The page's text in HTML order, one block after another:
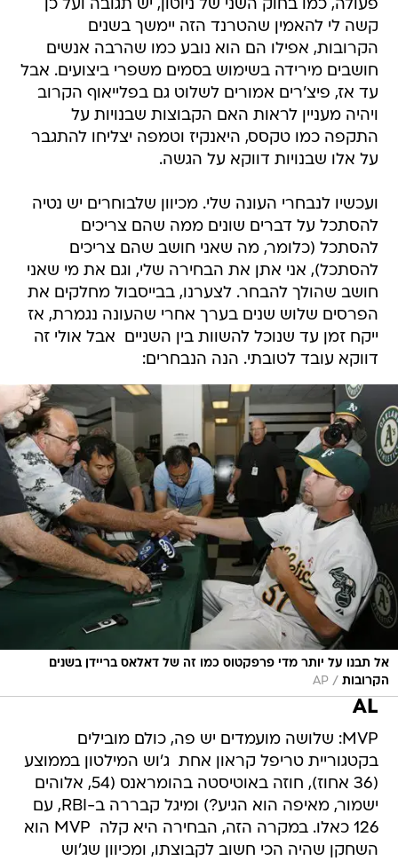
פעולה, כמו בחוק השני של ניוטון, יש תגובה ועל כן
קשה לי להאמין שהטרנד הזה יימשך בשנים
הקרובות, אפילו הם הוא נובע כמו שהרבה אנשים
חושבים מירידה בשימוש בסמים משפרי ביצועים. אבל
עד אז, פיצ'רים אמורים לשלוט גם בפלייאוף הקרוב
ויהיה מעניין לראות האם הקבוצות שבנויות על
התקפה כמו טקסס, היאנקיז וטמפה יצליחו להתגבר
על אלו שבנויות דווקא על הגשה.
ועכשיו לנבחרי העונה שלי. מכיוון שלבוחרים יש נטיה
להסתכל על דברים שונים ממה שהם צריכים
להסתכל (כלומר, מה שאני חושב שהם צריכים
להסתכל), אני אתן את הבחירה שלי, וגם את מי שאני
חושב שהולך להבחר. לצערנו, בבייסבול מחלקים את
הפרסים שלוש שנים בערך אחרי שהעונה נגמרת, אז
ייקח זמן עד שנוכל להשוות בין השניים  אבל אולי זה
דווקא עובד לטובתי. הנה הנבחרים:
אל תבנו על יותר מדי פרפקטוס כמו זה של דאלאס בריידן בשנים
הקרובות /
AP
AL
MVP: שלושה מועמדים יש פה, כולם מובילים
בקטגוריית טריפל קראון אחת  ג'וש המילטון בממוצע
(36 אחוז), חוזה באוטיסטה בהומראנס (54, אלוהים
ישמור, מאיפה הוא הגיע?) ומיגל קבררה ב-RBI, עם
126 כאלו. במקרה הזה, הבחירה היא קלה  MVP הוא
השחקן שהיה הכי חשוב לקבוצתו, ומכיוון שג'וש